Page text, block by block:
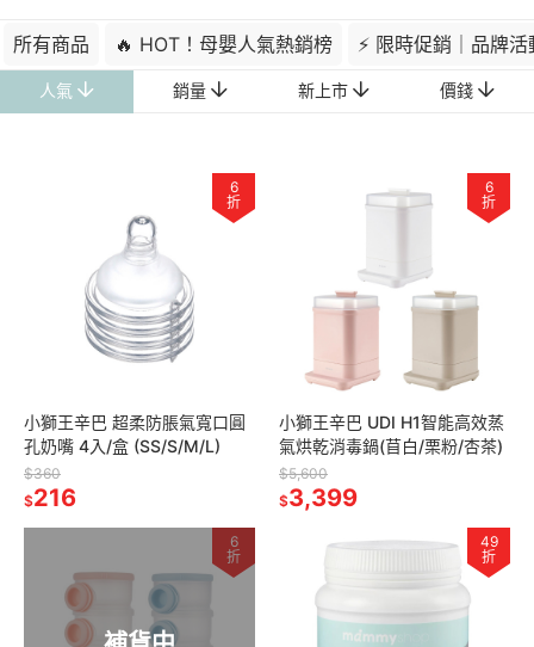
所有商品 🔥 HOT！母嬰人氣熱銷榜 ⚡ 限時促銷｜品牌活
人氣 銷量 新上市 價錢
6
折
小獅王辛巴 超柔防脹氣寬口圓
孔奶嘴 4入/盒 (SS/S/M/L)
$360
$216
6
折
小獅王辛巴 UDI H1智能高效蒸
氣烘乾消毒鍋(苜白/栗粉/杏茶)
$5,600
$3,399
6
折
49
折